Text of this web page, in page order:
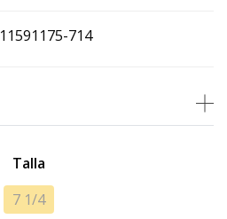
11591175-714
Talla
7 1/4